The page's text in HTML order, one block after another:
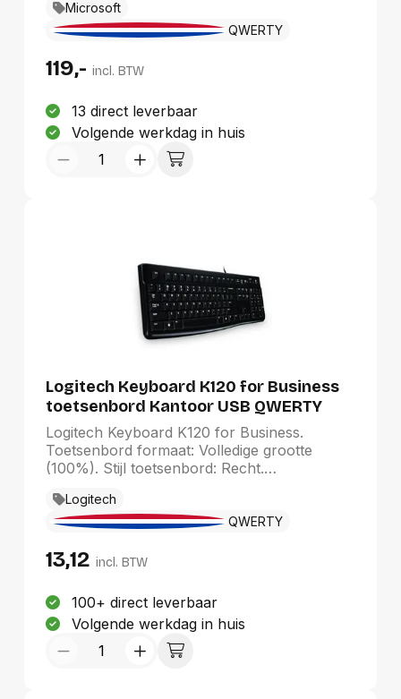
klassiek typen, een ingebouwd numeriek
toetsenblok en speciale toetsen voor snelle
Expressieve invoer, Oproep dempen, en
Microsoft
QWERTY
119,- incl. BTW
13 direct leverbaar
Volgende werkdag in huis
Logitech Keyboard K120 for Business
toetsenbord Kantoor USB QWERTY
Russisch Zwart
Logitech Keyboard K120 for Business.
Toetsenbord formaat: Volledige grootte
(100%). Stijl toetsenbord: Recht.
Aansluiting: USB, Toetsenbordindeling:
QWERTY. Snoerlengte: 1,5 m. Aanbevolen
Zwart
Logitech
QWERTY
13,12 incl. BTW
100+ direct leverbaar
Volgende werkdag in huis